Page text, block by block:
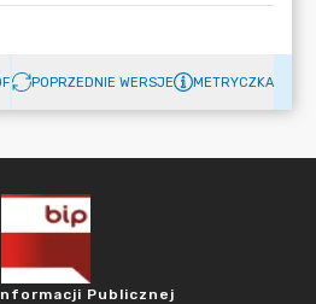
POPRZEDNIE WERSJE METRYCZKA
Publicznej